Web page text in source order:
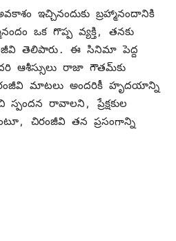
ఇచ్చినందుకు బ్రహ్మానందానికి
ఒక గొప్ప వ్యక్తి, తనకు
తెలిపారు. ఈ సినిమా పెద్ద
ఆశీస్సులు రాజా గౌతమ్‌కు
మాటలు అందరికీ హృదయాన్ని
రావాలని, ప్రేక్షకుల
చిరంజీవి తన ప్రసంగాన్ని